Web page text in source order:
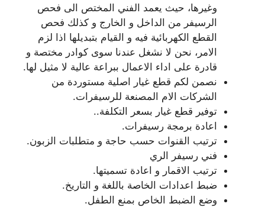
وغيرها، حيث يعمد الفني المختص الى فحص
الرسيفر من الداخل و الخارج و كذلك فحص
القطع الكهربائية فيه و القيام بتبديلها اذا لزم
الامر، نحن لا نشغل عندنا سوى كوادر مختصة و
قادرة على اداء الاعمال ببراعة عالية لا مثيل لها.
نصمن لكم قطع غيار اصلية مستوردة من
الشركات الام المصنعة للرسيفرات.
توفير قطع غيار بسعر التكلفة..
اعادة برمجة رسيفرات.
ترتيب القنوات حسب حاجة و متطلبات الزبون.
فني رسيفر الري
ترتيب الاقمار و اعادة تسميتها.
ضبط اعدادات الخاصة باللغة و التاريخ.
وضع الضبط الخاص بمنع الطفل.